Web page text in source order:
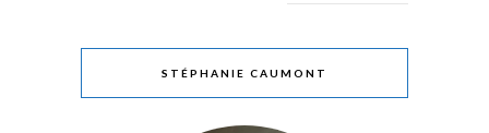
STÉPHANIE CAUMONT